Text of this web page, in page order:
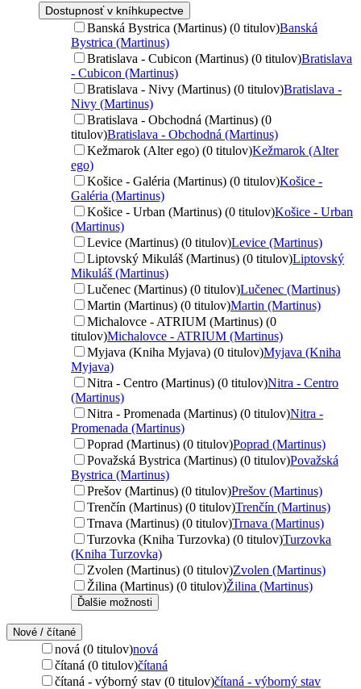
Dostupnosť v kníhkupectve
Banská Bystrica (Martinus) (0 titulov)Banská
Bystrica (Martinus)
Bratislava - Cubicon (Martinus) (0 titulov)Bratislava
- Cubicon (Martinus)
Bratislava - Nivy (Martinus) (0 titulov)Bratislava -
Nivy (Martinus)
Bratislava - Obchodná (Martinus) (0
titulov)Bratislava - Obchodná (Martinus)
Kežmarok (Alter ego) (0 titulov)Kežmarok (Alter
ego)
Košice - Galéria (Martinus) (0 titulov)Košice -
Galéria (Martinus)
Košice - Urban (Martinus) (0 titulov)Košice - Urban
(Martinus)
Levice (Martinus) (0 titulov)Levice (Martinus)
Liptovský Mikuláš (Martinus) (0 titulov)Liptovský
Mikuláš (Martinus)
Lučenec (Martinus) (0 titulov)Lučenec (Martinus)
Martin (Martinus) (0 titulov)Martin (Martinus)
Michalovce - ATRIUM (Martinus) (0
titulov)Michalovce - ATRIUM (Martinus)
Myjava (Kniha Myjava) (0 titulov)Myjava (Kniha
Myjava)
Nitra - Centro (Martinus) (0 titulov)Nitra - Centro
(Martinus)
Nitra - Promenada (Martinus) (0 titulov)Nitra -
Promenada (Martinus)
Poprad (Martinus) (0 titulov)Poprad (Martinus)
Považská Bystrica (Martinus) (0 titulov)Považská
Bystrica (Martinus)
Prešov (Martinus) (0 titulov)Prešov (Martinus)
Trenčín (Martinus) (0 titulov)Trenčín (Martinus)
Trnava (Martinus) (0 titulov)Trnava (Martinus)
Turzovka (Kniha Turzovka) (0 titulov)Turzovka
(Kniha Turzovka)
Zvolen (Martinus) (0 titulov)Zvolen (Martinus)
Žilina (Martinus) (0 titulov)Žilina (Martinus)
Ďalšie možnosti
Nové / čítané
nová (0 titulov)nová
čítaná (0 titulov)čítaná
čítaná - výborný stav (0 titulov)čítaná - výborný stav